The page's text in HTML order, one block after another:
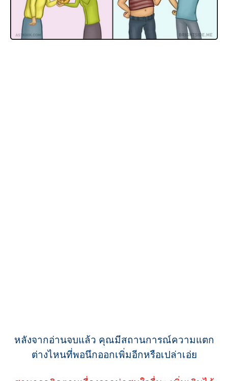
หลังจากอ่านจบแล้ว คุณมีสถานการณ์ความแตก
ต่างไหนที่พอนึกออกเพิ่มอีกหรือเปล่าเอ่ย